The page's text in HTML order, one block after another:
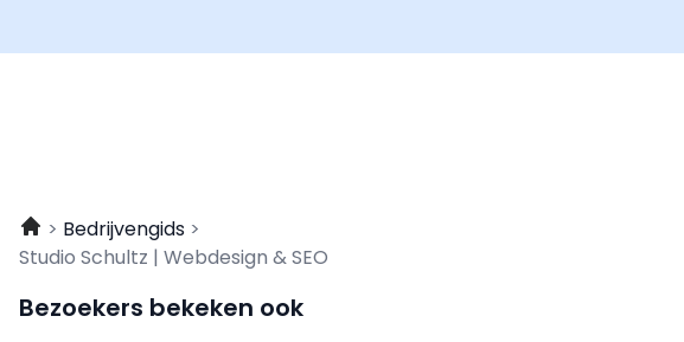
Bedrijvengids
Studio Schultz | Webdesign & SEO
Bezoekers bekeken ook